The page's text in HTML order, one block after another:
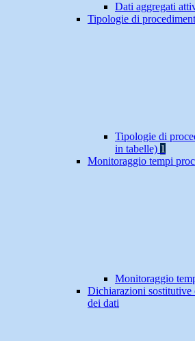
Dati aggregati
Tipologie di
Tipologie di
in tabelle) 1
Monitoraggio tempi
Monitoraggio
Dichiarazioni
dei dati